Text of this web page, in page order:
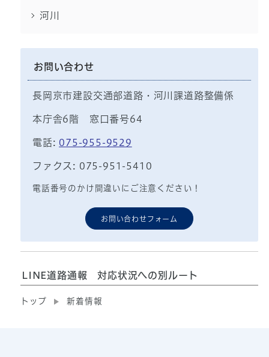
河川
お問い合わせ
長岡京市建設交通部道路・河川課道路整備係
本庁舎6階 窓口番号64
電話: 075-955-9529
ファクス: 075-951-5410
電話番号のかけ間違いにご注意ください！
お問い合わせフォーム
LINE道路通報 対応状況への別ルート
トップ 新着情報